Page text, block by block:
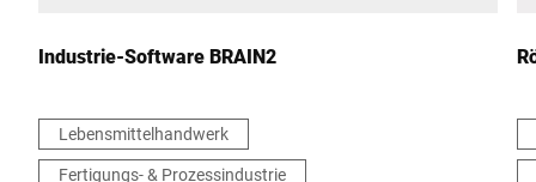
Industrie-Software BRAIN2
Lebensmittelhandwerk
Fertigungs- & Prozessindustrie